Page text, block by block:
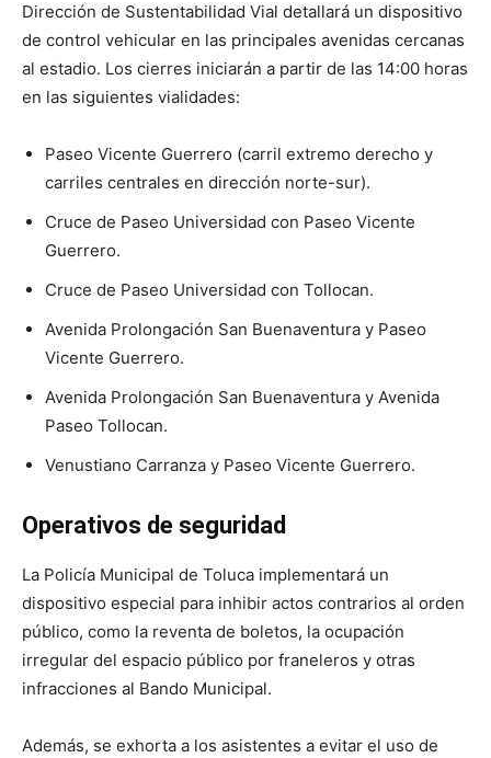
Dirección de Sustentabilidad Vial detallará un dispositivo
de control vehicular en las principales avenidas cercanas
al estadio. Los cierres iniciarán a partir de las 14:00 horas
en las siguientes vialidades:
Paseo Vicente Guerrero (carril extremo derecho y
carriles centrales en dirección norte-sur).
Cruce de Paseo Universidad con Paseo Vicente
Guerrero.
Cruce de Paseo Universidad con Tollocan.
Avenida Prolongación San Buenaventura y Paseo
Vicente Guerrero.
Avenida Prolongación San Buenaventura y Avenida
Paseo Tollocan.
Venustiano Carranza y Paseo Vicente Guerrero.
Operativos de seguridad
La Policía Municipal de Toluca implementará un
dispositivo especial para inhibir actos contrarios al orden
público, como la reventa de boletos, la ocupación
irregular del espacio público por franeleros y otras
infracciones al Bando Municipal.
Además, se exhorta a los asistentes a evitar el uso de